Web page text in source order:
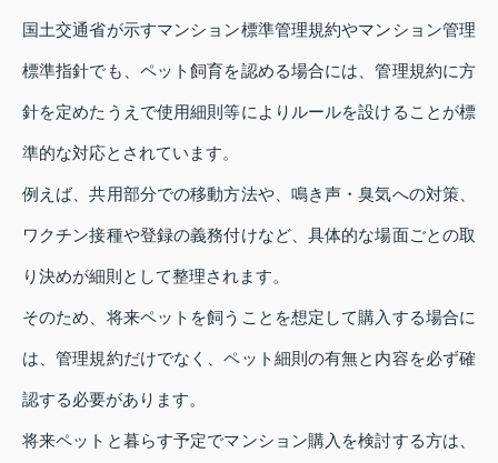
国土交通省が示すマンション標準管理規約やマンション管理
標準指針でも、ペット飼育を認める場合には、管理規約に方
針を定めたうえで使用細則等によりルールを設けることが標
準的な対応とされています。
例えば、共用部分での移動方法や、鳴き声・臭気への対策、
ワクチン接種や登録の義務付けなど、具体的な場面ごとの取
り決めが細則として整理されます。
そのため、将来ペットを飼うことを想定して購入する場合に
は、管理規約だけでなく、ペット細則の有無と内容を必ず確
認する必要があります。
将来ペットと暮らす予定でマンション購入を検討する方は、